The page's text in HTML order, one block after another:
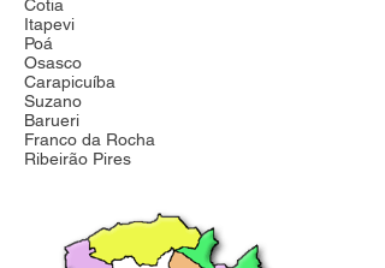
Cotia
Itapevi
Poá
Osasco
Carapicuíba
Suzano
Barueri
Franco da Rocha
Ribeirão Pires